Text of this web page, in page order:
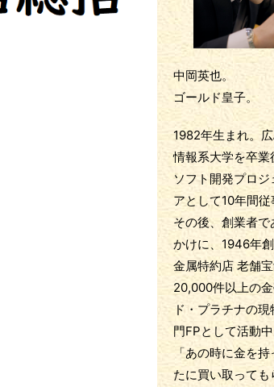
中岡英也。
ゴールド皇子。
1982年生まれ。広
情報系大学を卒
ソフト開発プロ
アとして10年間従
その後、創業者で
かけに、1946年
金属特約店 老舗宝
20,000件以上の
ド・プラチナの
門FPとして活動中
「あの時に金を
たに買い取って